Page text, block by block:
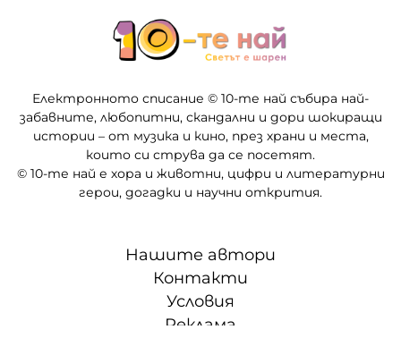
Електронното списание © 10-те най събира най-
забавните, любопитни, скандални и дори шокиращи
истории – от музика и кино, през храни и места,
които си струва да се посетят.
© 10-те най е хора и животни, цифри и литературни
герои, догадки и научни открития.
Нашите автори
Контакти
Условия
Реклама